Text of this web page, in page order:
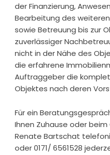
der Finanzierung,
Bearbeitung des
sowie Betreuung bis zur
zuverlässiger
nicht in der Nähe des
die erfahrene
Auftraggeber die
Objektes nach deren
Für ein
Ihnen Zuhause oder
Renate Bartschat
oder 0171/ 6561528